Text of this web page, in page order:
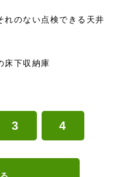
れのない点検できる天井
床下収納庫
3 4